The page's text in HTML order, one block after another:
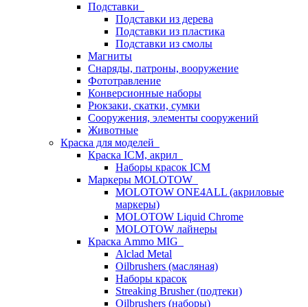
Подставки
Подставки из дерева
Подставки из пластика
Подставки из смолы
Магниты
Снаряды, патроны, вооружение
Фототравление
Конверсионные наборы
Рюкзаки, скатки, сумки
Сооружения, элементы сооружений
Животные
Краска для моделей
Краска ICM, акрил
Наборы красок ICM
Маркеры MOLOTOW
MOLOTOW ONE4ALL (акриловые
маркеры)
MOLOTOW Liquid Chrome
MOLOTOW лайнеры
Краска Ammo MIG
Alclad Metal
Oilbrushers (масляная)
Наборы красок
Streaking Brusher (подтеки)
Oilbrushers (наборы)